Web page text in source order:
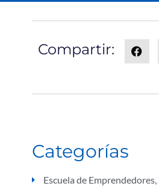
Compartir:
Categorías
Escuela de Emprendedores,